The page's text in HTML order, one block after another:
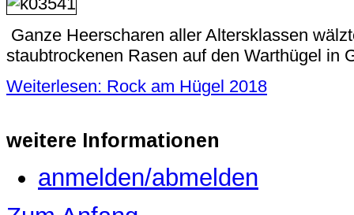
Ganze Heerscharen aller Altersklassen
staubtrockenen Rasen auf den Warthügel in
Weiterlesen: Rock am Hügel 2018
weitere Informationen
anmelden/abmelden